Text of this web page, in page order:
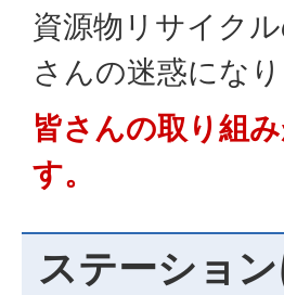
資源物リサイク
さんの迷惑にな
皆さんの取り組
す。
ステーショ